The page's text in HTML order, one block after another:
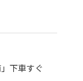
下車すぐ